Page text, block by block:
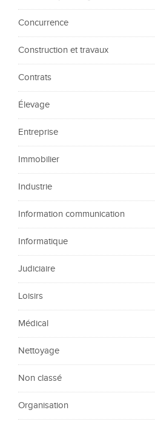
Concurrence
Construction et travaux
Contrats
Élevage
Entreprise
Immobilier
Industrie
Information communication
Informatique
Judiciaire
Loisirs
Médical
Nettoyage
Non classé
Organisation